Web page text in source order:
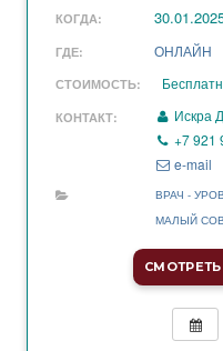
КОГДА:
ГДЕ: ОНЛАЙН
СТОИМОСТЬ:
КОНТАКТ:
Искра
+7 921
e-mail
ВРАЧ -
МАЛЫЙ